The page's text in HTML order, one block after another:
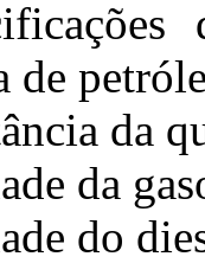
de
da
da
do